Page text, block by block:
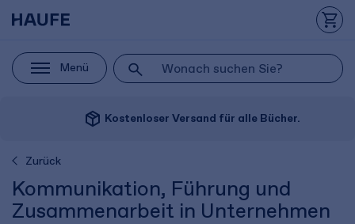
Menü
package_2 Kostenloser Versand für alle Bücher.
Zurück
Kommunikation, Führung und
Zusammenarbeit in Unternehmen